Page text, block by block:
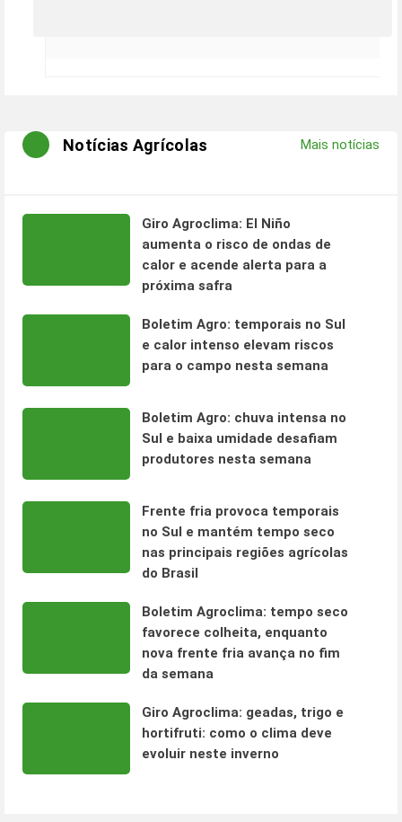
Notícias Agrícolas Mais notícias
Giro Agroclima: El Niño
aumenta o risco de ondas de
calor e acende alerta para a
próxima safra
Boletim Agro: temporais no Sul
e calor intenso elevam riscos
para o campo nesta semana
Boletim Agro: chuva intensa no
Sul e baixa umidade desafiam
produtores nesta semana
Frente fria provoca temporais
no Sul e mantém tempo seco
nas principais regiões agrícolas
do Brasil
Boletim Agroclima: tempo seco
favorece colheita, enquanto
nova frente fria avança no fim
da semana
Giro Agroclima: geadas, trigo e
hortifruti: como o clima deve
evoluir neste inverno